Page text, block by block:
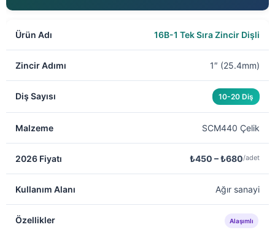
16B-1 Tek Sıra Zincir Dişli
1″ (25.4mm)
10-20 Diş
SCM440 Çelik
₺450 – ₺680/adet
Ağır sanayi
Alaşımlı